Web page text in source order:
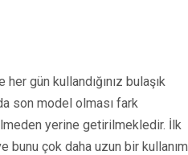
gün kullandığınız bulaşık
son model olması fark
yerine getirilmekledir. İlk
çok daha uzun bir kullanım